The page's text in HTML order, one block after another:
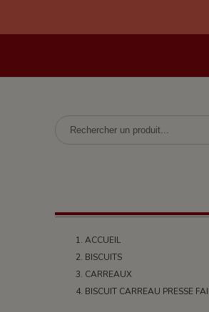
ACCUEIL
BISCUITS
CARREAUX
BISCUIT CARREAU PRESSE